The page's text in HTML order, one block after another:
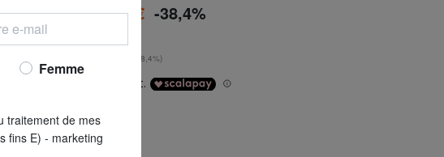
à 36,99 € -38,4%
conseillé
: 60,00 € (-38,4%)
: rose gelée
Femme
traitement de mes
fins E) - marketing